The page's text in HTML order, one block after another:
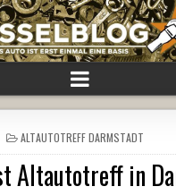
POSTED
IN
ALTAUTOTREFF DARMSTADT
Altautotreff in